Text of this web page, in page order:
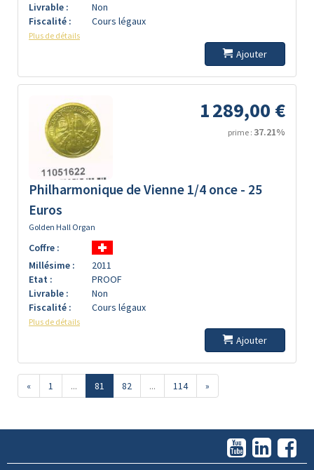
Livrable :
Non
Fiscalité :
Cours légaux
Plus de détails
Ajouter
1 289,00 €
prime : 37.21%
Philharmonique de Vienne 1/4 once - 25
Euros
Golden Hall Organ
Coffre :
Millésime :
2011
Etat :
PROOF
Livrable :
Non
Fiscalité :
Cours légaux
Plus de détails
Ajouter
« 1 ... 81 82 ... 114 »